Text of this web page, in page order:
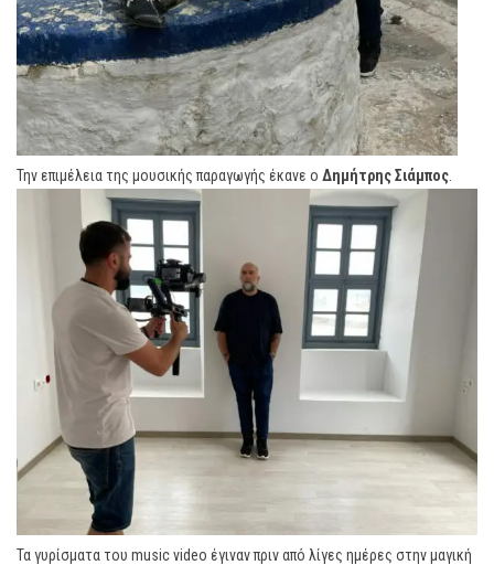
Την επιμέλεια της μουσικής παραγωγής έκανε ο Δημήτρης Σιάμπος
Τα γυρίσματα του music video έγιναν πριν από λίγες ημέρες στην μαγική